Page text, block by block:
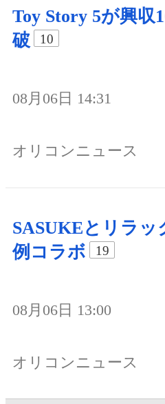
Toy Story 5が興収
破
10
08月06日 14:31
オリコンニュース
SASUKEとリラッ
例コラボ
19
08月06日 13:00
オリコンニュース